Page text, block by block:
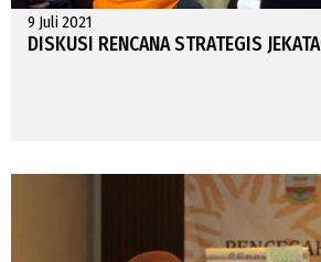
9 Juli 2021
DISKUSI RENCANA STRATEGIS JEKATA